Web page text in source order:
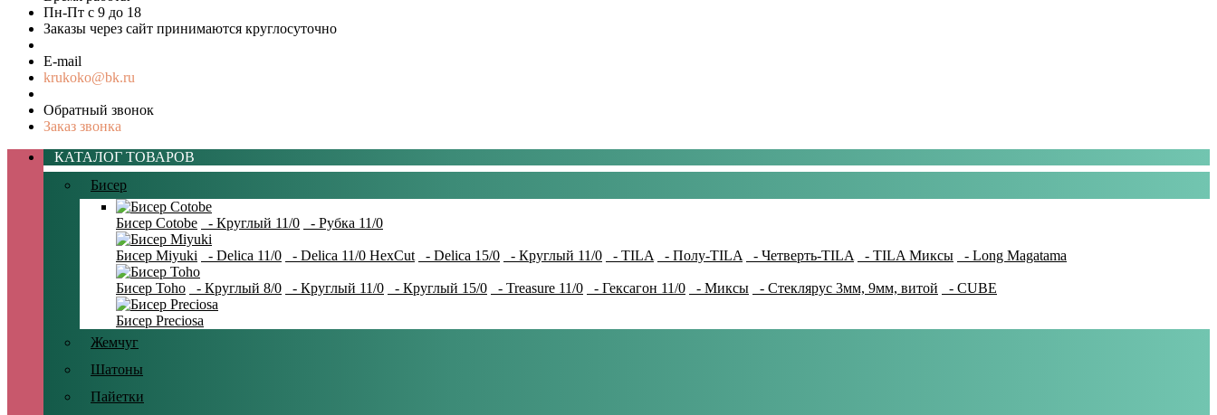
Пн-Пт с 9 до 18
Заказы через сайт принимаются круглосуточно
E-mail
krukoko@bk.ru
Обратный звонок
Заказ звонка
КАТАЛОГ ТОВАРОВ
Бисер
Бисер Cotobe - Круглый 11/0 - Рубка 11/0
Бисер Miyuki - Delica 11/0 - Delica 11/0 HexCut - Delica 15/0 - Круглый 11/0 - TILA - Полу-TILA - Четверть-TILA - TILA Миксы - Long Magatama
Бисер Toho - Круглый 8/0 - Круглый 11/0 - Круглый 15/0 - Treasure 11/0 - Гексагон 11/0 - Миксы - Стеклярус 3мм, 9мм, витой - CUBE
Бисер Preciosa
Жемчуг
Шатоны
Пайетки